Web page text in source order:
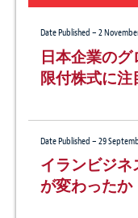
Date Published – 2
日本企業の
限付株式に注
Date Published – 29
イランビジ
が変わったか